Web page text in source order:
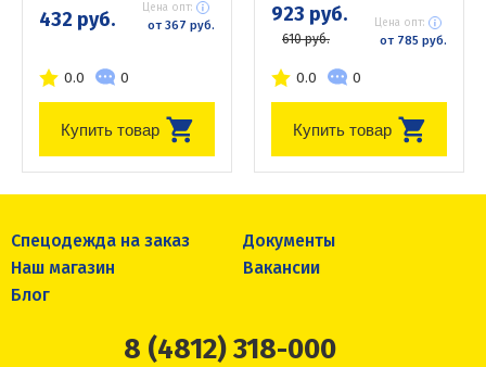
432 руб. Цена опт:
от 367 руб.
0.0 0
Купить товар
923 руб.
610 руб.
Цена опт:
от 785 руб.
0.0 0
Купить товар
Спецодежда на заказ
Документы
Наш магазин
Вакансии
Блог
8 (4812) 318-000